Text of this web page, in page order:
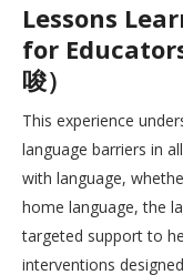
Lessons
for
唆）
This experience
language barriers in
with language,
home language, the
targeted support to
interventions